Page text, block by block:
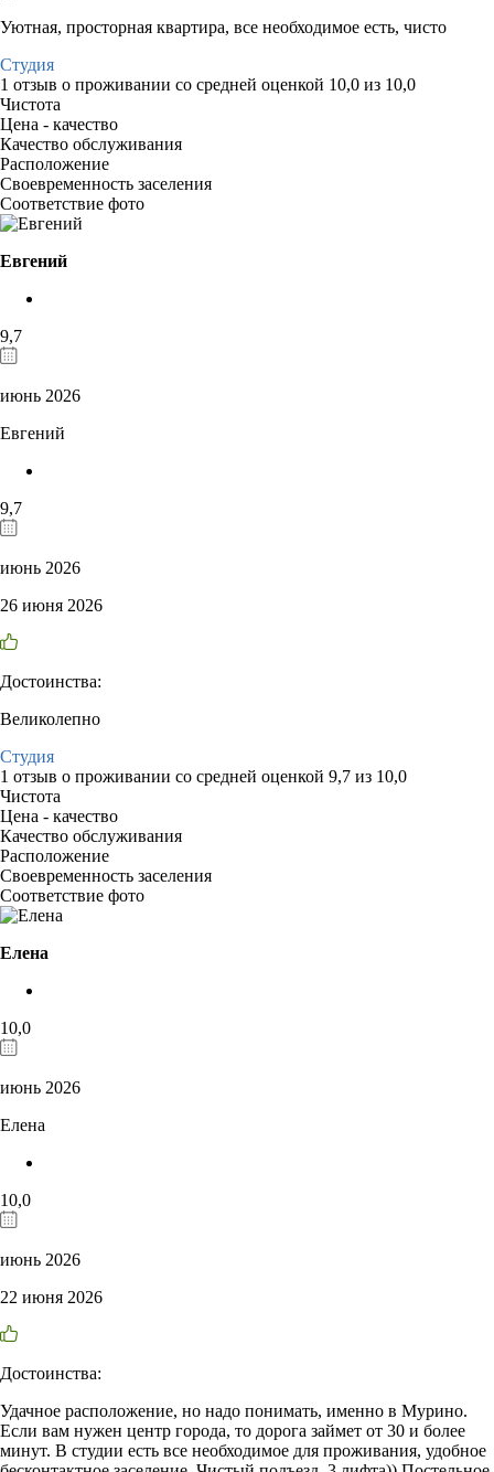
Уютная, просторная квартира, все необходимое есть, чисто
Студия
1 отзыв о проживании со средней оценкой 10,0 из 10,0
Чистота
Цена - качество
Качество обслуживания
Расположение
Своевременность заселения
Соответствие фото
Евгений
9,7
июнь 2026
Евгений
9,7
июнь 2026
26 июня 2026
Достоинства:
Великолепно
Студия
1 отзыв о проживании со средней оценкой 9,7 из 10,0
Чистота
Цена - качество
Качество обслуживания
Расположение
Своевременность заселения
Соответствие фото
Елена
10,0
июнь 2026
Елена
10,0
июнь 2026
22 июня 2026
Достоинства:
Удачное расположение, но надо понимать, именно в Мурино.
Если вам нужен центр города, то дорога займет от 30 и более
минут. В студии есть все необходимое для проживания, удобное